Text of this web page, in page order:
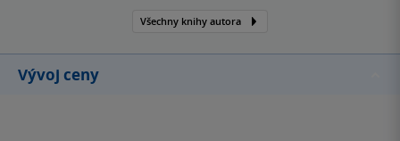
Všechny knihy autora
Vývoj ceny